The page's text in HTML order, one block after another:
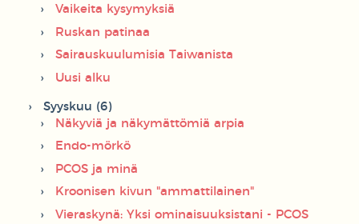
Vaikeita kysymyksiä
Ruskan patinaa
Sairauskuulumisia Taiwanista
Uusi alku
Syyskuu (6)
Näkyviä ja näkymättömiä arpia
Endo-mörkö
PCOS ja minä
Kroonisen kivun "ammattilainen"
Vieraskynä: Yksi ominaisuuksistani - PCOS